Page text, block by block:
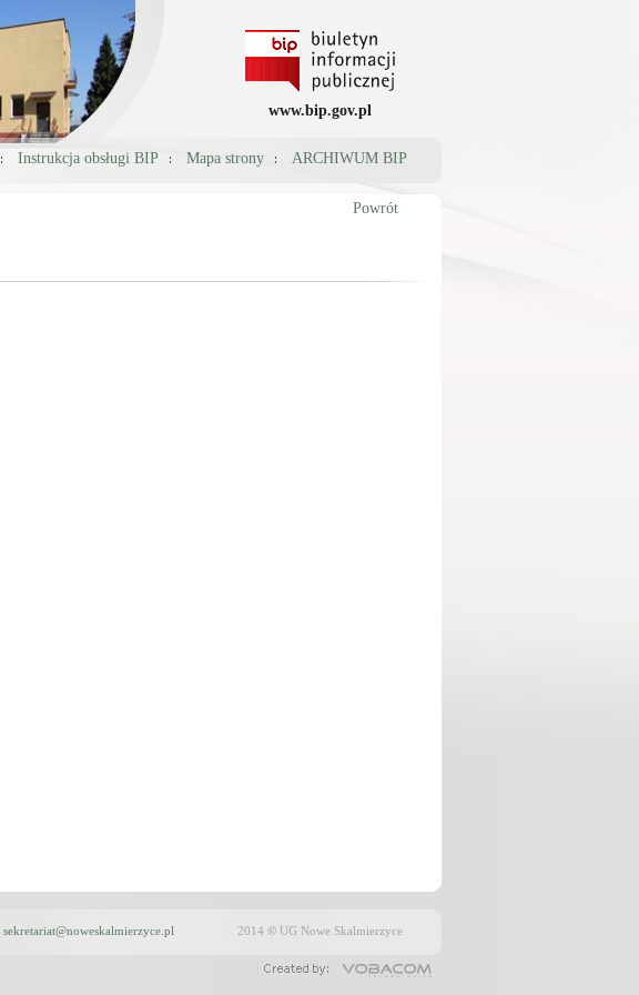
www.bip.gov.pl
Instrukcja obsługi BIP Mapa strony ARCHIWUM BIP
Powrót
sekretariat@noweskalmierzyce.pl 2014 © UG Nowe Skalmierzyce